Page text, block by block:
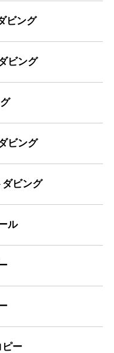
ビング
ビング
ビング
ビング
ル
ピー